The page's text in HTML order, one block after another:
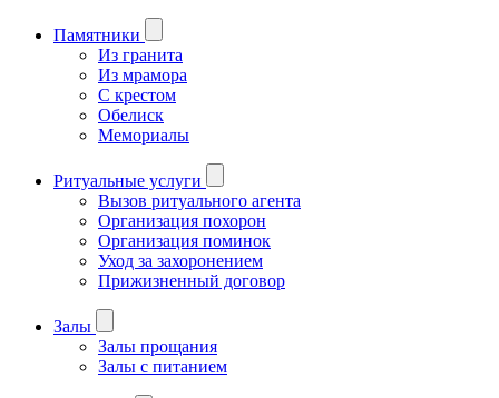
Памятники
Из гранита
Из мрамора
С крестом
Обелиск
Мемориалы
Ритуальные услуги
Вызов ритуального агента
Организация похорон
Организация поминок
Уход за захоронением
Прижизненный договор
Залы
Залы прощания
Залы с питанием